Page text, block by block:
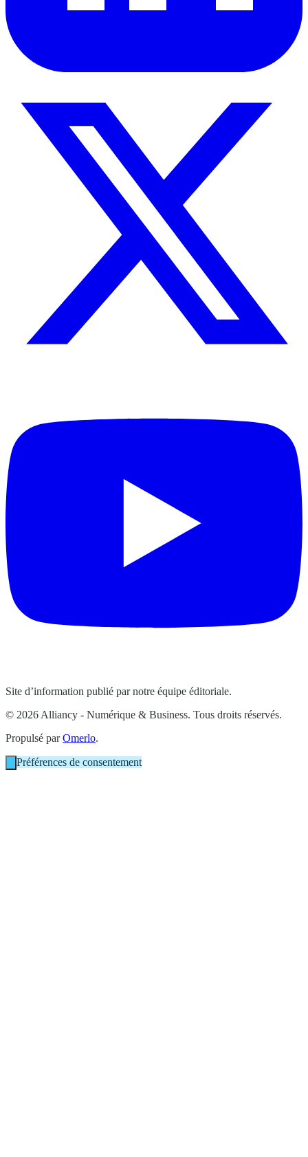
Site d’information publié par notre équipe éditoriale.
© 2026 Alliancy - Numérique & Business. Tous droits réservés.
Propulsé parOmerlo.
Préférences de consentement